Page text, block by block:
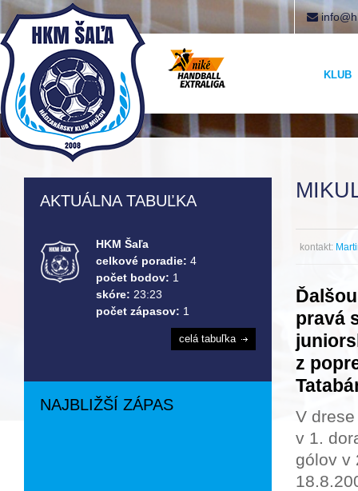
KLUB
kontakt:
pravá
z
V
v 1.
gólov v
AKTUÁLNA TABUĽKA
HKM Šaľa
celkové poradie: 4
počet bodov: 1
skóre: 23:23
počet zápasov: 1
celá tabuľka
NAJBLIŽŠÍ ZÁPAS